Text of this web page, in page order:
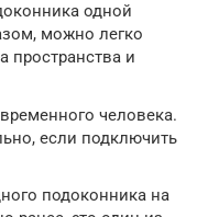
одной
можно легко
пространства и
человека.
если подключить
подоконника на